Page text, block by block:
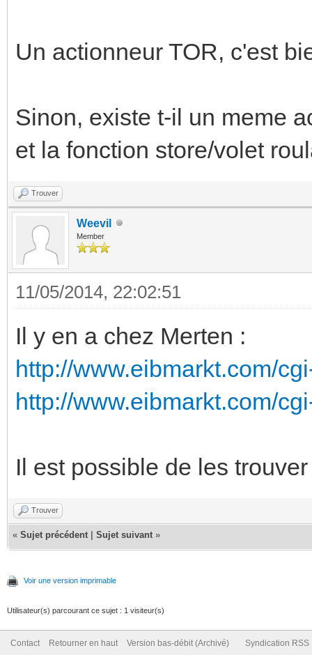
Un actionneur TOR, c'est
Sinon, existe t-il un meme
et la fonction store/volet
Trouver
Weevil
Member
11/05/2014, 22:02:51
Il y en a chez Merten :
http://www.eibmarkt.com/
http://www.eibmarkt.com/
Il est possible de les
Trouver
« Sujet précédent Sujet suivant »
Voir une version imprimable
Utilisateur(s) parcourant ce sujet : 1 visiteur(s)
Contact Retourner en haut Version bas-débit (Archivé) Syndication RSS